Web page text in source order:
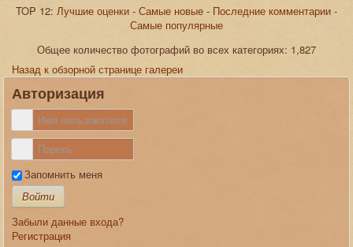
TOP 12: Лучшие оценки - Самые новые - Последние комментарии -
Самые популярные
Общее количество фотографий во всех категориях: 1,827
Назад к обзорной странице галереи
Авторизация
Запомнить меня
Войти
Забыли данные входа?
Регистрация